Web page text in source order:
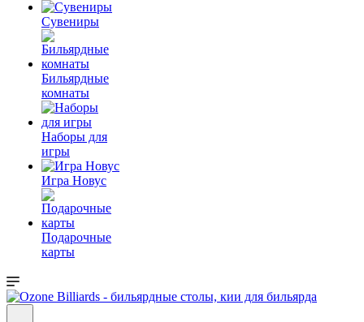
Сувениры
Бильярдные
комнаты
Наборы для
игры
Игра Новус
Подарочные
карты